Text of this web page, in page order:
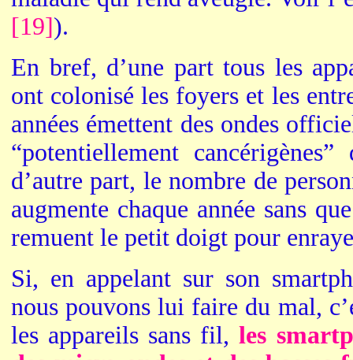
[19]).
En bref, d’une part tous les
ont colonisé les foyers et les
années émettent des ondes
“potentiellement
d’autre part, le nombre de
augmente chaque année sans
remuent le petit doigt pour
Si, en appelant sur son
nous pouvons lui faire du mal,
les appareils sans fil,les